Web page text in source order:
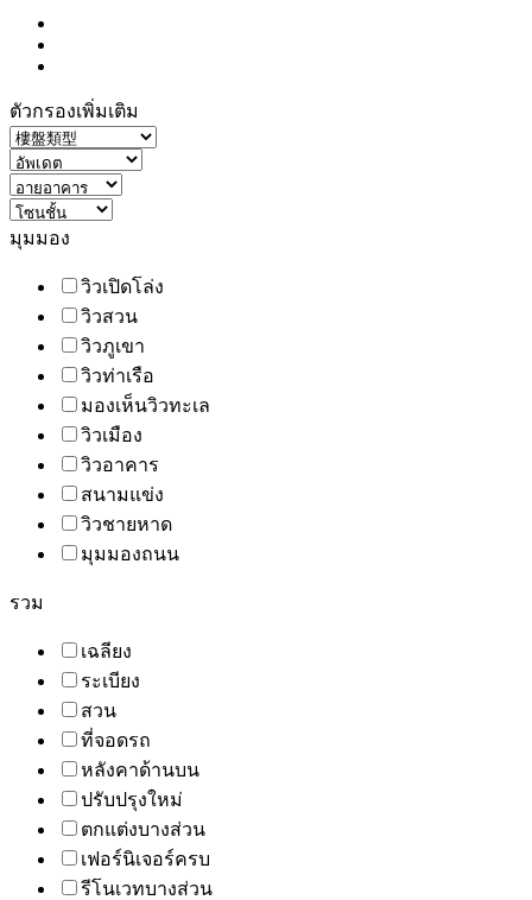
ตัวกรองเพิ่มเติม
มุมมอง
วิวเปิดโล่ง
วิวสวน
วิวภูเขา
วิวท่าเรือ
มองเห็นวิวทะเล
วิวเมือง
วิวอาคาร
สนามแข่ง
วิวชายหาด
มุมมองถนน
รวม
เฉลียง
ระเบียง
สวน
ที่จอดรถ
หลังคาด้านบน
ปรับปรุงใหม่
ตกแต่งบางส่วน
เฟอร์นิเจอร์ครบ
รีโนเวทบางส่วน